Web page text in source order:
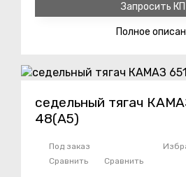
Запросить КП
Полное
седельный тягач
48(A5)
Под заказ
Сравнить
Сравнить